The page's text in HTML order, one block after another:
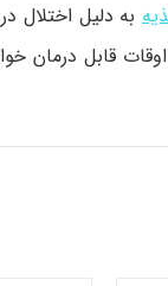
به دلیل اختلال
قابل درمان